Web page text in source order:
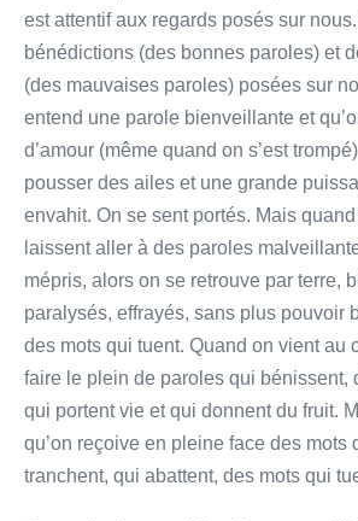
est attentif aux regards posés sur
bénédictions (des bonnes paroles) et
(des mauvaises paroles) posées sur
entend une parole bienveillante et
d’amour (même quand on s’est
pousser des ailes et une grande
envahit. On se sent portés. Mais
laissent aller à des paroles
mépris, alors on se retrouve par terre,
paralysés, effrayés, sans plus pouvoir
des mots qui tuent. Quand on vient au
faire le plein de paroles qui bénissent,
qui portent vie et qui donnent du fruit.
qu’on reçoive en pleine face des mots
tranchent, qui abattent, des mots qui